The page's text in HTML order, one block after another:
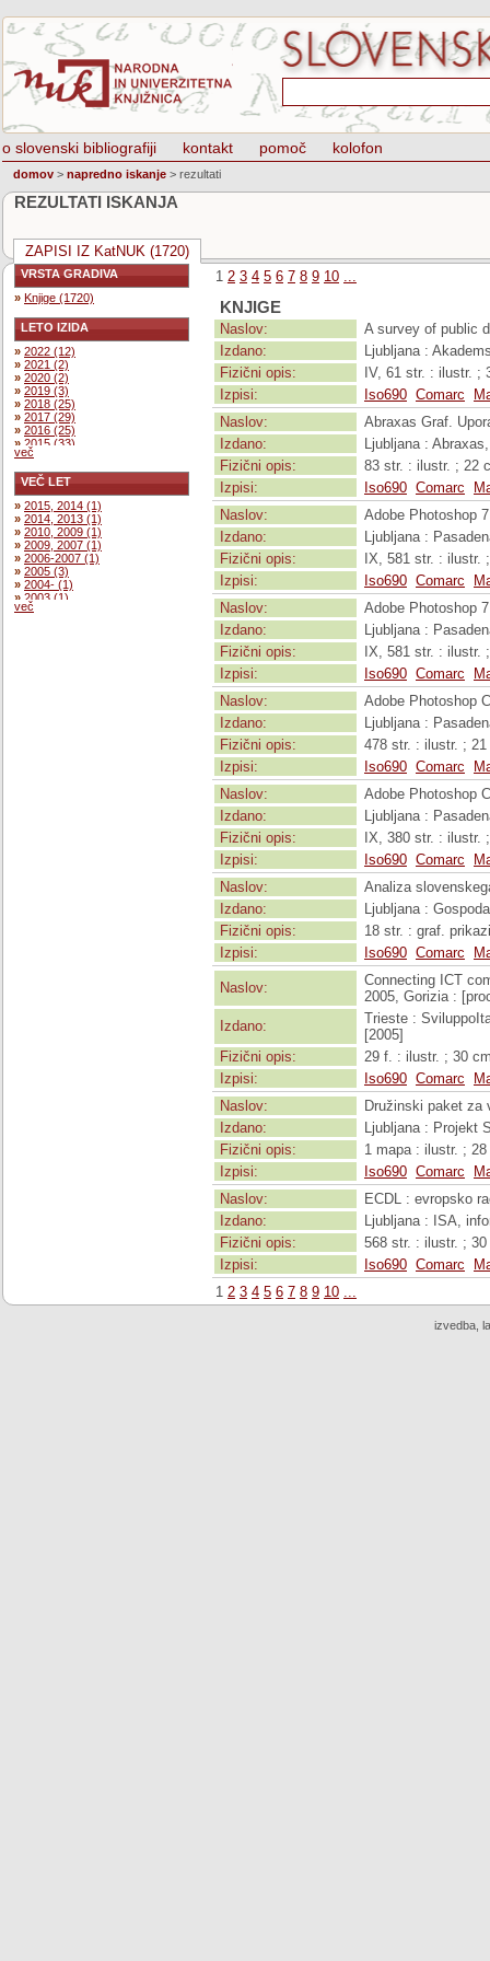
o slovenski bibliografiji kontakt pomoč kolofon
domov > napredno iskanje > rezultati
REZULTATI ISKANJA
ZAPISI IZ KatNUK (1720)
VRSTA GRADIVA
» Knjige (1720)
LETO IZIDA
» 2022 (12)
» 2021 (2)
» 2020 (2)
» 2019 (3)
» 2018 (25)
» 2017 (29)
» 2016 (25)
» 2015 (33)
»2014 (32)
»2013 (48)
»2012 (37)
»2011 (40)
» 2010 (53)
» 2009 (44)
» 2008 (56)
» 2007 (62)
» 2006 (64)
» 2005 (48)
» 2004 (51)
» 2003 (53)
»2002 (73)
več
VEČ LET
» 2015, 2014 (1)
» 2014, 2013 (1)
» 2010, 2009 (1)
» 2009, 2007 (1)
» 2006-2007 (1)
» 2005 (3)
» 2004- (1)
» 2003 (1)
»2002 (2)
več
1 2 3 4 5 6 7 8 9 10 ...
KNJIGE
Naslov:
A survey of public
Izdano:
Ljubljana :
Fizični opis:
IV, 61 str. : ilustr. ;
Izpisi:
Iso690 Comarc
Naslov:
Abraxas Graf.
Izdano:
Ljubljana :
Fizični opis:
83 str. : ilustr. ; 22
Izpisi:
Iso690 Comarc
Naslov:
Adobe Photoshop
Izdano:
Ljubljana :
Fizični opis:
IX, 581 str. : ilustr.
Izpisi:
Iso690 Comarc
Naslov:
Adobe Photoshop
Izdano:
Ljubljana :
Fizični opis:
IX, 581 str. : ilustr.
Izpisi:
Iso690 Comarc
Naslov:
Adobe Photoshop
Izdano:
Ljubljana :
Fizični opis:
478 str. : ilustr. ;
Izpisi:
Iso690 Comarc
Naslov:
Adobe Photoshop
Izdano:
Ljubljana :
Fizični opis:
IX, 380 str. : ilustr.
Izpisi:
Iso690 Comarc
Naslov:
Analiza
Izdano:
Ljubljana :
Fizični opis:
18 str. : graf.
Izpisi:
Iso690 Comarc
Naslov:
Connecting ICT
2005, Gorizia :
Izdano:
Trieste :
[2005]
Fizični opis:
29 f. : ilustr. ; 30
Izpisi:
Iso690 Comarc
Naslov:
Družinski paket za
Izdano:
Ljubljana : Projekt
Fizični opis:
1 mapa : ilustr. ;
Izpisi:
Iso690 Comarc
Naslov:
ECDL : evropsko
Izdano:
Ljubljana : ISA,
Fizični opis:
568 str. : ilustr. ;
Izpisi:
Iso690 Comarc
1 2 3 4 5 6 7 8 9 10 ...
izvedba,